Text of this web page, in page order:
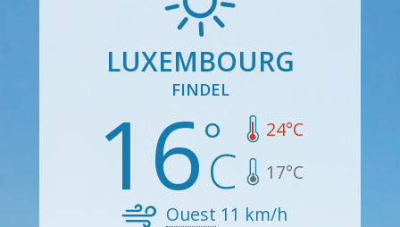
LUXEMBOURG
FINDEL
16 24°C
17°C
Ouest 11 km/h